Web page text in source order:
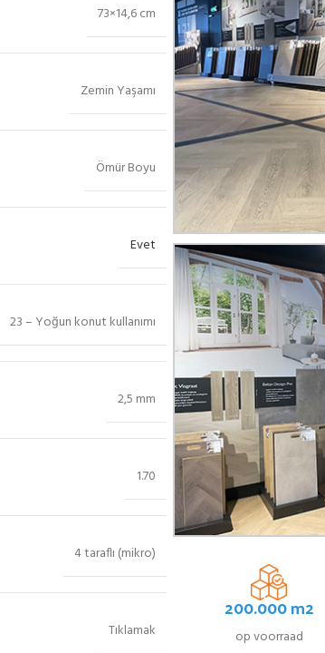
73×14,6 cm
Zemin Yaşamı
Ömür Boyu
Evet
23 – Yoğun konut kullanımı
2,5 mm
1.70
4 taraflı (mikro)
Tıklamak
200.000 m2
op voorraad